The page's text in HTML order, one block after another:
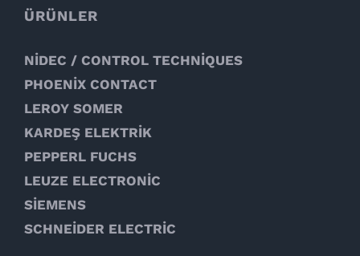
ÜRÜNLER
NİDEC / CONTROL TECHNİQUES
PHOENİX CONTACT
LEROY SOMER
KARDEŞ ELEKTRİK
PEPPERL FUCHS
LEUZE ELECTRONİC
SİEMENS
SCHNEİDER ELECTRİC